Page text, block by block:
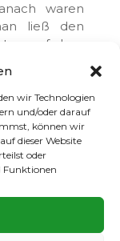
wir Technologien
und/oder darauf
können wir
dieser Website
oder
Funktionen
waren
ließ den
auf dem
vom Grill,
Das
mit lautem
so in
Es regnete
noch der
Unwetter
kaum